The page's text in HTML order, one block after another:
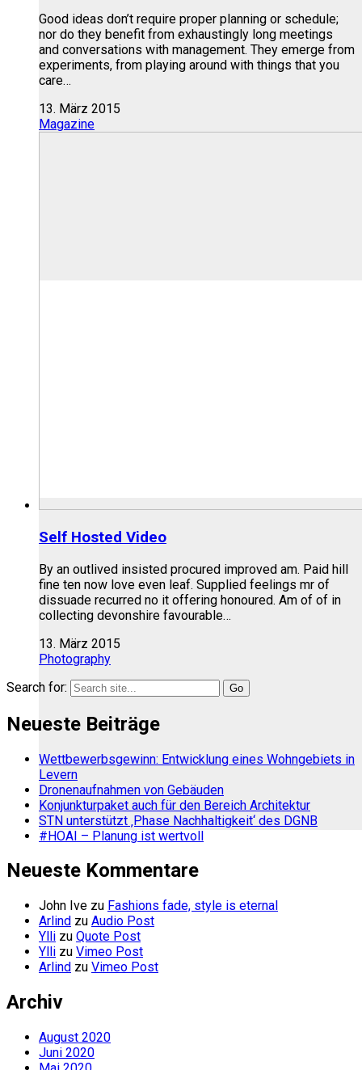
Good ideas don’t require proper planning or schedule;
nor do they benefit from exhaustingly long meetings
and conversations with management. They emerge from
experiments, from playing around with things that you
care…
13. März 2015
Magazine
Self Hosted Video
By an outlived insisted procured improved am. Paid hill
fine ten now love even leaf. Supplied feelings mr of
dissuade recurred no it offering honoured. Am of of in
collecting devonshire favourable…
13. März 2015
Photography
Search for:
Neueste Beiträge
Wettbewerbsgewinn: Entwicklung eines Wohngebiets in
Levern
Dronenaufnahmen von Gebäuden
Konjunkturpaket auch für den Bereich Architektur
STN unterstützt ‚Phase Nachhaltigkeit‘ des DGNB
#HOAI – Planung ist wertvoll
Neueste Kommentare
John Ive zu Fashions fade, style is eternal
Arlind zu Audio Post
Ylli zu Quote Post
Ylli zu Vimeo Post
Arlind zu Vimeo Post
Archiv
August 2020
Juni 2020